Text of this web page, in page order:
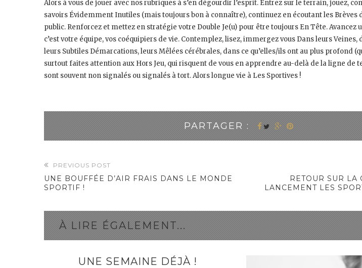
Alors à vous de jouer avec nos rubriques à s’en dégourdir l’esprit. Entrez sur le terrain, jouez,
savoirs Évidemment Inutiles (mais toujours bon à connaître), continuez en écoutant les Brèves
public. Renforcez et mettez en stratégie votre Double Je(u) pour être toujours En Tête. Avancez
c’est votre équipe, vos coéquipiers de vie. Contemplez, lisez, immergez vous Dans leurs Veines,
leurs Subtiles Démarcations, leurs Mêlées cérébrales, dans ce qu’elles/ils ont au plus profond
surtout faites attention aux Hors Jeu, qui risquent de vous en apprendre au-delà de la ligne de
sont souvent non signalés ou signalés à tort. Alors longue vie à Les Sportives !
PARTAGER :
PREVIOUS POST
UNE BOUFFÉE D’AIR FRAIS DANS LE MONDE
SPORTIF !
RETOUR SUR LA
LANCEMENT LES
À LIRE ÉGALEMENT...
UNE SEMAINE DÉJÀ !